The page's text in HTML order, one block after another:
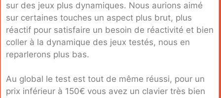
sur des jeux plus dynamiques. Nous aurions aimé
sur certaines touches un aspect plus brut, plus
réactif pour satisfaire un besoin de réactivité et bien
coller à la dynamique des jeux testés, nous en
reparlerons plus bas.
Au global le test est tout de même réussi, pour un
prix inférieur à 150€ vous avez un clavier très bien